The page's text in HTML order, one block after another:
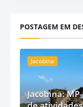
POSTAGEM EM
Jacobina
Jacobina: